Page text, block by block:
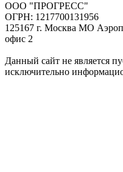
ООО "ПРОГРЕСС"
ОГРН: 1217700131956
125167 г. Москва МО
офис 2
Данный сайт не является
исключительно